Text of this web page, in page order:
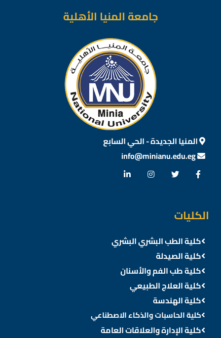
جامعة المنيا الأهلية
المنيا الجديدة - الحي السابع
الكليات
كلية الطب البشري البشري
كلية الصيدلة
كلية طب الفم والأسنان
كلية العلاج الطبيعي
كلية الهندسة
كلية الحاسبات والذكاء الاصطناعي
كلية الإدارة والعلاقات العامة